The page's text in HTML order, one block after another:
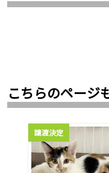
こちらのページ
譲渡決定